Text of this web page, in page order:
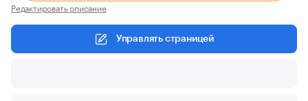
Редактировать описание
Управлять страницей